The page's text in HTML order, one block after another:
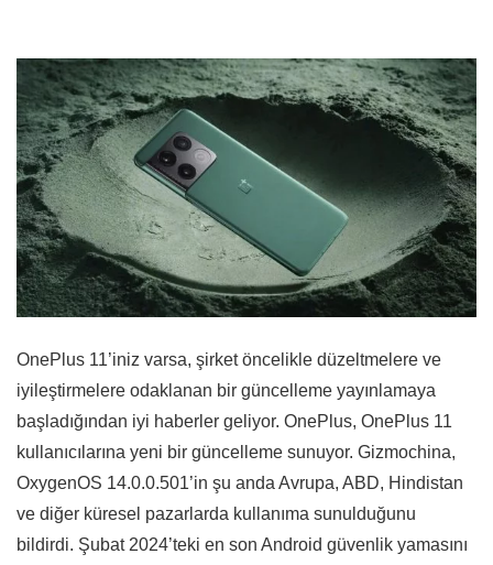
OnePlus 11’iniz varsa, şirket öncelikle düzeltmelere ve
iyileştirmelere odaklanan bir güncelleme yayınlamaya
başladığından iyi haberler geliyor. OnePlus, OnePlus 11
kullanıcılarına yeni bir güncelleme sunuyor. Gizmochina,
OxygenOS 14.0.0.501’in şu anda Avrupa, ABD, Hindistan
ve diğer küresel pazarlarda kullanıma sunulduğunu
bildirdi. Şubat 2024’teki en son Android güvenlik yamasını